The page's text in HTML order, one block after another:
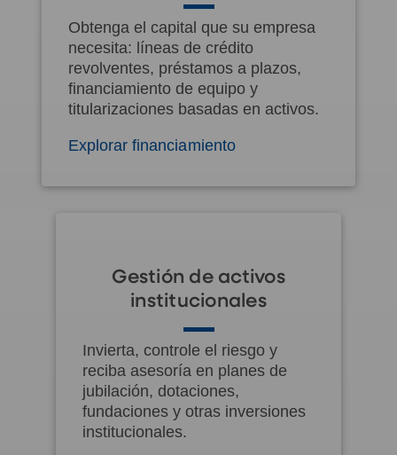
Obtenga el capital que su empresa
necesita: líneas de crédito
revolventes, préstamos a plazos,
financiamiento de equipo y
titularizaciones basadas en activos.
Explorar financiamiento
Gestión de activos
institucionales
Invierta, controle el riesgo y
reciba asesoría en planes de
jubilación, dotaciones,
fundaciones y otras inversiones
institucionales.